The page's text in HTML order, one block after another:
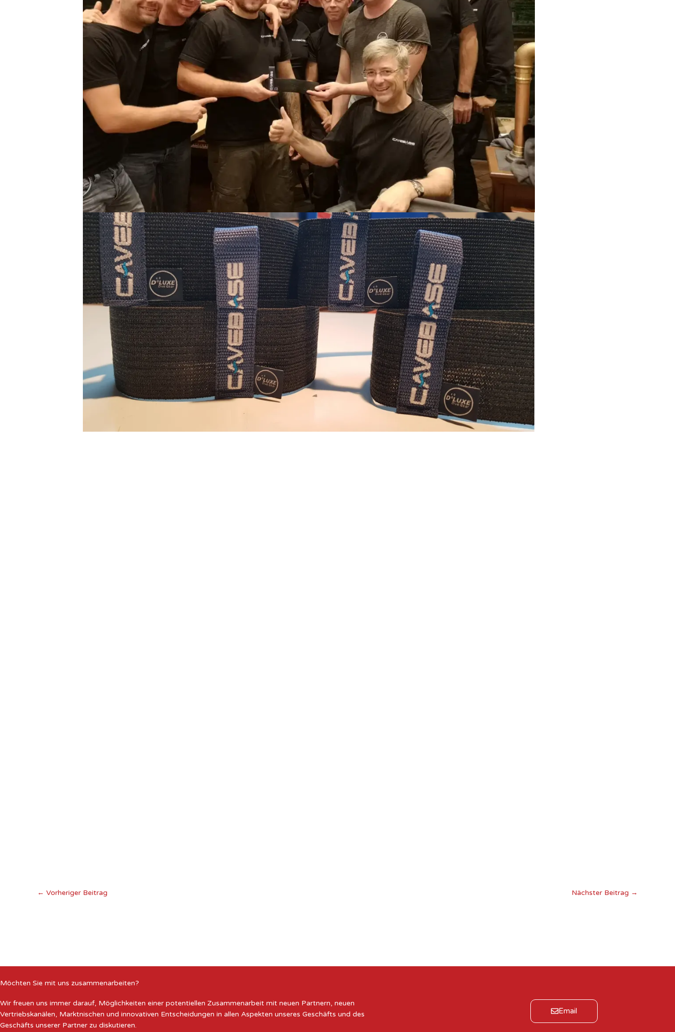
← Vorheriger Beitrag Nächster Beitrag →
Möchten Sie mit uns zusammenarbeiten?
Wir freuen uns immer darauf, Möglichkeiten einer potentiellen Zusammenarbeit mit neuen Partnern, neuen
Vertriebskanälen, Marktnischen und innovativen Entscheidungen in allen Aspekten unseres Geschäfts und des
Geschäfts unserer Partner zu diskutieren.
Email